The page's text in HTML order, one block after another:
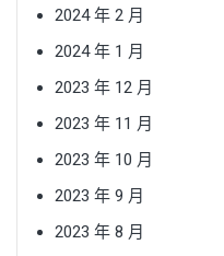
2024 年 2 月
2024 年 1 月
2023 年 12 月
2023 年 11 月
2023 年 10 月
2023 年 9 月
2023 年 8 月